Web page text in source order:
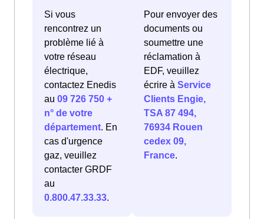
Si vous
rencontrez un
problème lié à
votre réseau
électrique,
contactez Enedis
au 09 726 750 +
n° de votre
département. En
cas d'urgence
gaz, veuillez
contacter GRDF
au
0.800.47.33.33.
Pour envoyer des
documents ou
soumettre une
réclamation à
EDF, veuillez
écrire à Service
Clients Engie,
TSA 87 494,
76934 Rouen
cedex 09,
France.